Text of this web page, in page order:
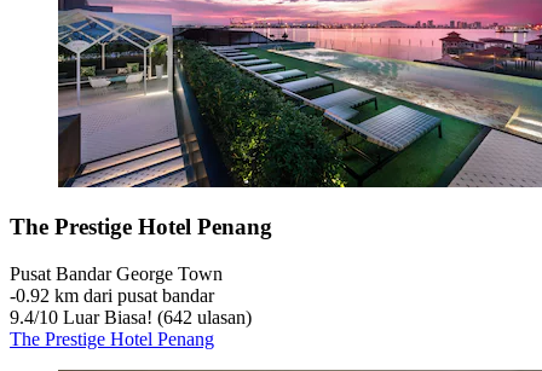
The Prestige Hotel Penang
Pusat Bandar George Town
‐0.92 km dari pusat bandar
9.4/10 Luar Biasa! (642 ulasan)
The Prestige Hotel Penang